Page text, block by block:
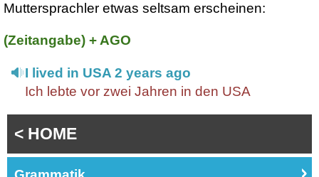
Muttersprachler etwas seltsam erscheinen:
(Zeitangabe) + AGO
I lived in USA 2 years ago
Ich lebte vor zwei Jahren in den USA
< HOME